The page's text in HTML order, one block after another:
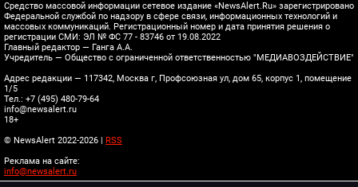
Средство массовой информации сетевое издание «NewsAlert.Ru» зарегистрировано
Федеральной службой по надзору в сфере связи, информационных технологий и
массовых коммуникаций. Регистрационный номер и дата принятия решения о
регистрации СМИ: ЭЛ № ФС 77 - 83746 от 19.08.2022
Главный редактор — Ганга А.А.
Учредитель — Общество с ограниченной ответственностью "МЕДИАВОЗДЕЙСТВИЕ"
Адрес редакции — 117342, Москва г, Профсоюзная ул, дом 65, корпус 1, помещение
1/5
Тел.: +7 (495) 480-79-64
info@newsalert.ru
18+
© NewsAlert 2022-2026 |
RSS
Реклама на сайте:
info@newsalert.ru